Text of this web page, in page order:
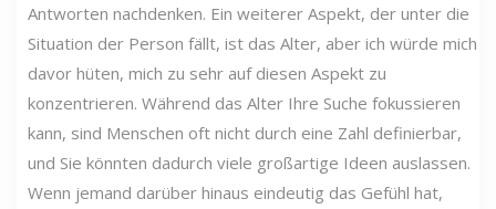
Antworten nachdenken. Ein weiterer Aspekt, der unter die
Situation der Person fällt, ist das Alter, aber ich würde mich
davor hüten, mich zu sehr auf diesen Aspekt zu
konzentrieren. Während das Alter Ihre Suche fokussieren
kann, sind Menschen oft nicht durch eine Zahl definierbar,
und Sie könnten dadurch viele großartige Ideen auslassen.
Wenn jemand darüber hinaus eindeutig das Gefühl hat,